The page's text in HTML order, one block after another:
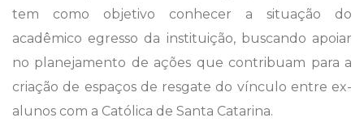
tem como objetivo conhecer a situação do
acadêmico egresso da instituição, buscando apoiar
no planejamento de ações que contribuam para a
criação de espaços de resgate do vínculo entre ex-
alunos com a Católica de Santa Catarina.